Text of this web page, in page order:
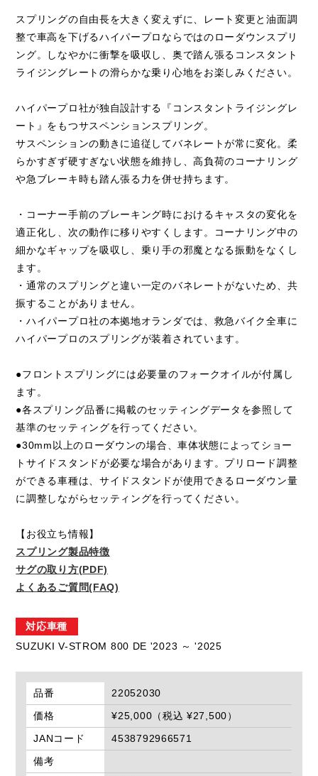
スプリングの自由長を大きく変えずに、レート変更と油面調
整で車高を下げるハイパープロならではのローダウンスプリ
ング。しなやかに衝撃を吸収し、奥で踏ん張るコンスタント
ライジングレートの滑らかな乗り心地をお楽しみください。
ハイパープロ社が独自設計する『コンスタントライジングレ
ート』をもつサスペンションスプリング。
サスペンションの動きに追従してバネレートが常に変化。柔
らかすぎず硬すぎない状態を維持し、高負荷のコーナリング
や急ブレーキ時も踏ん張る力を併せ持ちます。
・コーナー手前のブレーキング時におけるキャスタの変化を
適正化し、次の動作に移りやすくします。コーナリング中の
細かなギャップを吸収し、乗り手の邪魔となる振動をなくし
ます。
・通常のスプリングと違い一定のバネレートがないため、共
振することがありません。
・ハイパープロ社の本拠地オランダでは、救急バイク全車に
ハイパープロのスプリングが装着されています。
●フロントスプリングには必要量のフォークオイルが付属し
ます。
●各スプリング品番に掲載のセッティングデータを参照して
基準のセッティングを行ってください。
●30mm以上のローダウンの場合、車体状態によってショー
トサイドスタンドが必要な場合があります。プリロード調整
ができる車種は、サイドスタンドが使用できるローダウン量
に調整しながらセッティングを行ってください。
【お役立ち情報】
スプリング製品特徴
サグの取り方(PDF)
よくあるご質問(FAQ)
対応車種
SUZUKI V-STROM 800 DE '2023 ～ '2025
品番
22052030
価格
¥25,000（税込 ¥27,500）
JANコード
4538792966571
備考